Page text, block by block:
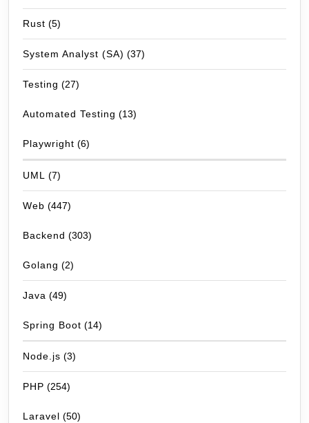
Rust (5)
System Analyst (SA) (37)
Testing (27)
Automated Testing (13)
Playwright (6)
UML (7)
Web (447)
Backend (303)
Golang (2)
Java (49)
Spring Boot (14)
Node.js (3)
PHP (254)
Laravel (50)